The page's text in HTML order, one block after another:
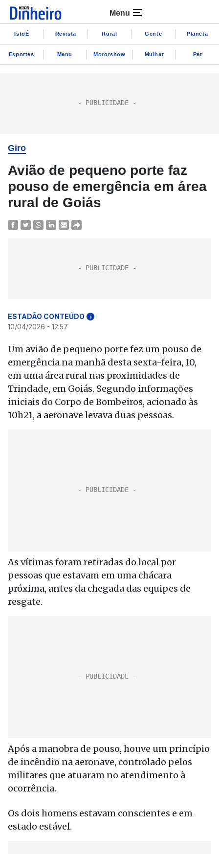
Menu
IstoÉ Revista Rural Gente Planeta
Esportes Menu Motorshow Mulher Pet
Giro
Avião de pequeno porte faz
pouso de emergência em área
rural de Goiás
ESTADÃO CONTEÚDO i
10/04/2026 - 12:57
Um avião de pequeno porte fez um pouso de
emergência na manhã desta sexta-feira, 10,
em uma área rural nas proximidades de
Trindade, em Goiás. Segundo informações
iniciais do Corpo de Bombeiros, acionado às
10h21, a aeronave levava duas pessoas.
As vítimas foram retiradas do local por
pessoas que estavam em uma chácara
próxima, antes da chegada das equipes de
resgate.
Após a manobra de pouso, houve um princípio
de incêndio na aeronave, controlado pelos
militares que atuaram no atendimento à
ocorrência.
Os dois homens estavam conscientes e em
estado estável.